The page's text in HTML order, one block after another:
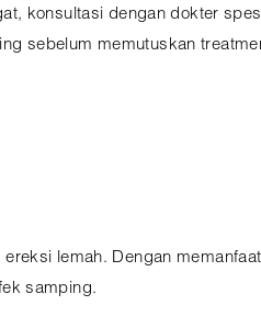
konsultasi dengan dokter
sebelum memutuskan
lemah. Dengan
samping.